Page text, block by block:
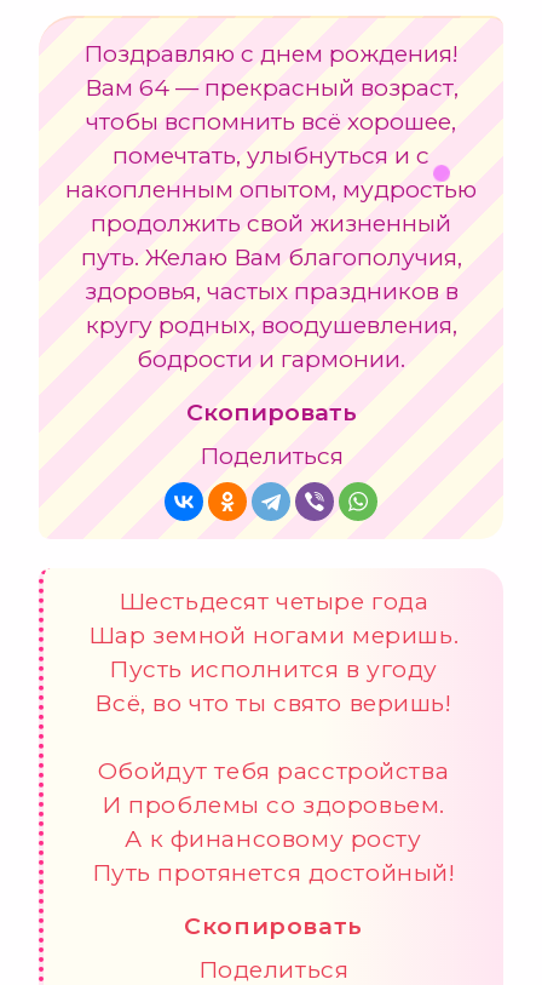
Поздравляю с днем рождения!
Вам 64 — прекрасный возраст,
чтобы вспомнить всё хорошее,
помечтать, улыбнуться и с
накопленным опытом, мудростью
продолжить свой жизненный
путь. Желаю Вам благополучия,
здоровья, частых праздников в
кругу родных, воодушевления,
бодрости и гармонии.
Скопировать
Поделиться
Шестьдесят четыре года
Шар земной ногами меришь.
Пусть исполнится в угоду
Всё, во что ты свято веришь!
Обойдут тебя расстройства
И проблемы со здоровьем.
А к финансовому росту
Путь протянется достойный!
Скопировать
Поделиться